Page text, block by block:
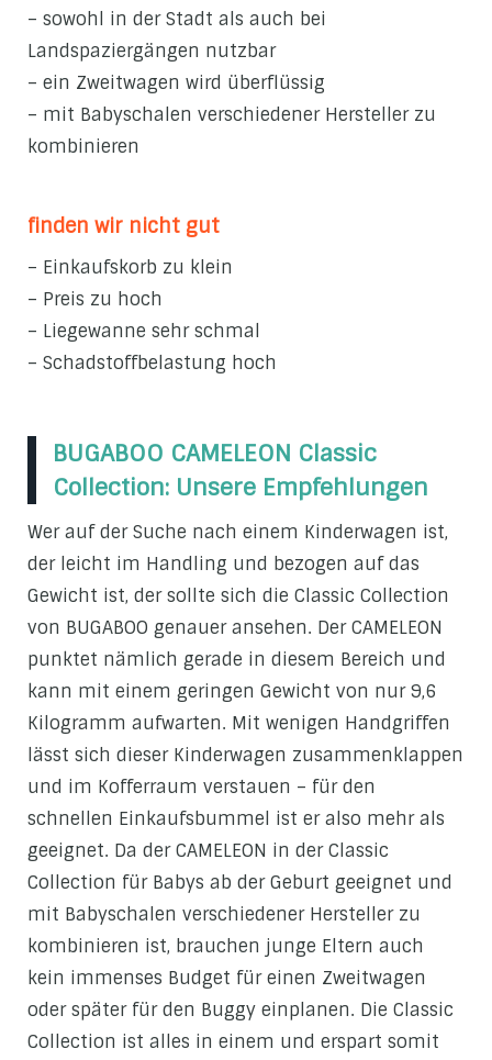
– sowohl in der Stadt als auch bei
Landspaziergängen nutzbar
– ein Zweitwagen wird überflüssig
– mit Babyschalen verschiedener Hersteller zu
kombinieren
finden wir nicht gut
– Einkaufskorb zu klein
– Preis zu hoch
– Liegewanne sehr schmal
– Schadstoffbelastung hoch
BUGABOO CAMELEON Classic
Collection: Unsere Empfehlungen
Wer auf der Suche nach einem Kinderwagen ist,
der leicht im Handling und bezogen auf das
Gewicht ist, der sollte sich die Classic Collection
von BUGABOO genauer ansehen. Der CAMELEON
punktet nämlich gerade in diesem Bereich und
kann mit einem geringen Gewicht von nur 9,6
Kilogramm aufwarten. Mit wenigen Handgriffen
lässt sich dieser Kinderwagen zusammenklappen
und im Kofferraum verstauen – für den
schnellen Einkaufsbummel ist er also mehr als
geeignet. Da der CAMELEON in der Classic
Collection für Babys ab der Geburt geeignet und
mit Babyschalen verschiedener Hersteller zu
kombinieren ist, brauchen junge Eltern auch
kein immenses Budget für einen Zweitwagen
oder später für den Buggy einplanen. Die Classic
Collection ist alles in einem und erspart somit